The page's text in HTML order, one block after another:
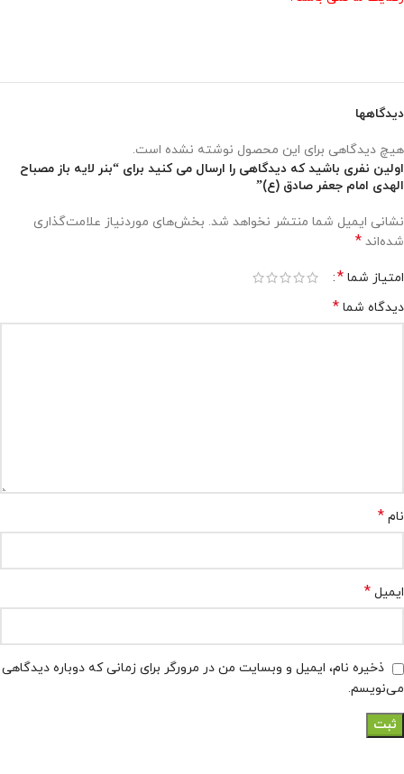
دیدگاهها
هیچ دیدگاهی برای این محصول نوشته نشده است.
اولین نفری باشید که دیدگاهی را ارسال می کنید برای “بنر لایه باز مصباح
الهدی امام جعفر صادق (ع)”
نشانی ایمیل شما منتشر نخواهد شد. بخش‌های موردنیاز علامت‌گذاری
شده‌اند *
امتیاز شما *
دیدگاه شما *
نام *
ایمیل *
ذخیره نام، ایمیل و وبسایت من در مرورگر برای زمانی که دوباره دیدگاهی
می‌نویسم.